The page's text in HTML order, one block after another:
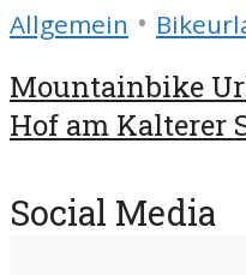
Allgemein •
Mountainbike
Hof am Kalterer
Social Media